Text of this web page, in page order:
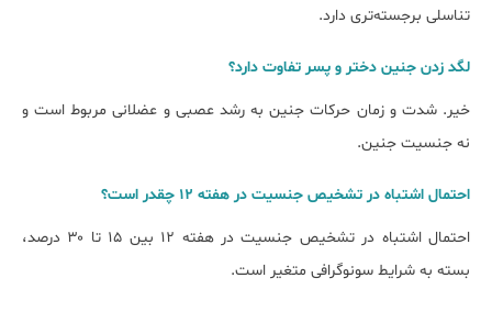
تناسلی برجسته‌تری دارد.
لگد زدن جنین دختر و پسر تفاوت دارد؟
خیر. شدت و زمان حرکات جنین به رشد عصبی و عضلانی مربوط است و
نه جنسیت جنین.
احتمال اشتباه در تشخیص جنسیت در هفته ۱۲ چقدر است؟
احتمال اشتباه در تشخیص جنسیت در هفته ۱۲ بین ۱۵ تا ۳۰ درصد،
بسته به شرایط سونوگرافی متغیر است.